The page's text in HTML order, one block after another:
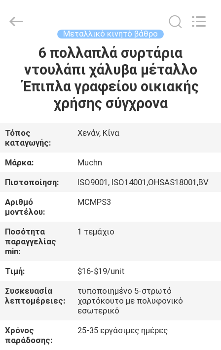
ΠΡΟΪΌΝΤΑ
ΠΕΡΊΠΟΥ
ΕΜΕΊΣ
ΓΎΡΟΣ
ΕΡΓΟΣΤΑΣΊΩΝ
ΠΟΙΟΤΙΚΌΣ
ΈΛΕΓΧΟΣ
ΕΛΆΤΕ
ΣΕ
ΕΠΑΦΉ
ΜΕ
Rights
Reserved.
Μεταλλικό κινητό βάθρο
6 πολλαπλά συρτάρια
ντουλάπι χάλυβα μέταλλο
Έπιπλα γραφείου οικιακής
χρήσης σύγχρονα
Τόπος
καταγωγής:
Χενάν, Κίνα
Μάρκα:
Muchn
Πιστοποίηση:
ISO9001, ISO14001,OHSAS18001,BV
Αριθμό
μοντέλου:
MCMPS3
Ποσότητα
παραγγελίας
min:
1 τεμάχιο
Τιμή:
$16-$19/unit
Συσκευασία
λεπτομέρειες:
τυποποιημένο 5-στρωτό
χαρτόκουτο με πολυφονικό
εσωτερικό
Χρόνος
παράδοσης:
25-35 εργάσιμες ημέρες